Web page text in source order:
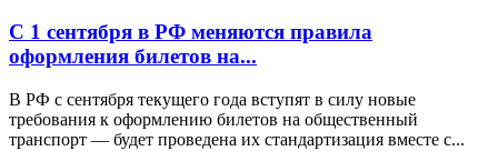
С 1 сентября в РФ меняются правила
оформления билетов на...
В РФ с сентября текущего года вступят в силу новые
требования к оформлению билетов на общественный
транспорт — будет проведена их стандартизация вместе с...